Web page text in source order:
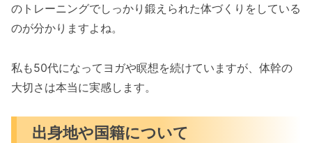
のトレーニングでしっかり鍛えられた体づくりをしている
のが分かりますよね。
私も50代になってヨガや瞑想を続けていますが、体幹の
大切さは本当に実感します。
出身地や国籍について